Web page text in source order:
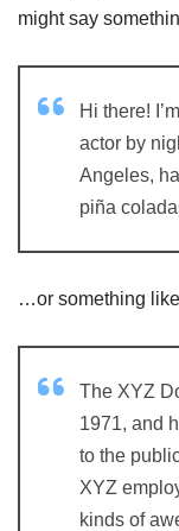
might say
Hi there!
actor by
Angeles,
piña
…or something
The XYZ
1971, and
to the
XYZ
kinds of